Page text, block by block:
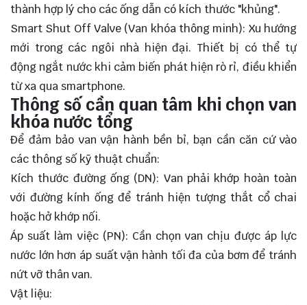
thành hợp lý cho các ống dẫn có kích thước "khủng".
Smart Shut Off Valve (Van khóa thông minh): Xu hướng
mới trong các ngôi nhà hiện đại. Thiết bị có thể tự
động ngắt nước khi cảm biến phát hiện rò rỉ, điều khiển
từ xa qua smartphone.
Thông số cần quan tâm khi chọn van
khóa nước tổng
Để đảm bảo van vận hành bền bỉ, bạn cần căn cứ vào
các thông số kỹ thuật chuẩn:
Kích thước đường ống (DN): Van phải khớp hoàn toàn
với đường kính ống để tránh hiện tượng thắt cổ chai
hoặc hở khớp nối.
Áp suất làm việc (PN): Cần chọn van chịu được áp lực
nước lớn hơn áp suất vận hành tối đa của bơm để tránh
nứt vỡ thân van.
Vật liệu: